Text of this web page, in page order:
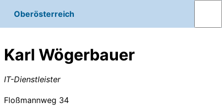
Oberösterreich
Karl Wögerbauer
IT-Dienstleister
Floßmannweg 34